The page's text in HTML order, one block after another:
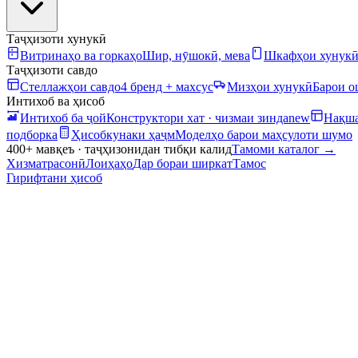
Таҷҳизоти хунукӣ
Витринаҳо ва горкаҳоШир, нӯшокӣ, мева Шкафҳои хунукӣ
Таҷҳизоти савдо
Стеллажҳои савдо4 бренд + махсус Мизҳои хунукӣБарои
Интихоб ва ҳисоб
Интихоб ба ҷойКонструктори хат · чизмаи зиндаnew
подборка
Ҳисобкунаки ҳаҷмМоделҳо барои маҳсулоти шумо
400+ мавқеъ · таҷҳизонидан тибқи калидТамоми каталог →
ХизматрасонӣЛоиҳаҳоДар бораи ширкатТамос
Гирифтани ҳисоб